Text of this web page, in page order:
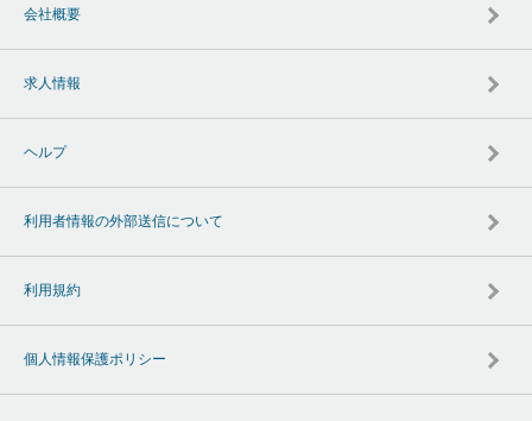
会社概要
求人情報
ヘルプ
利用者情報の外部送信について
利用規約
個人情報保護ポリシー